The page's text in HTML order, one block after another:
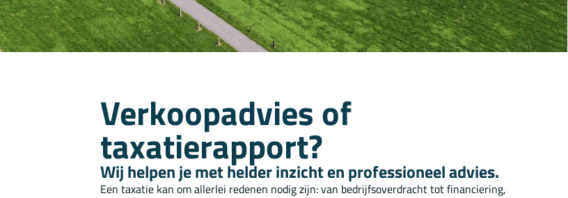
Verkoopadvies of
taxatierapport?
Wij helpen je met helder inzicht en professioneel advies.
Een taxatie kan om allerlei redenen nodig zijn: van bedrijfsoverdracht tot financiering,